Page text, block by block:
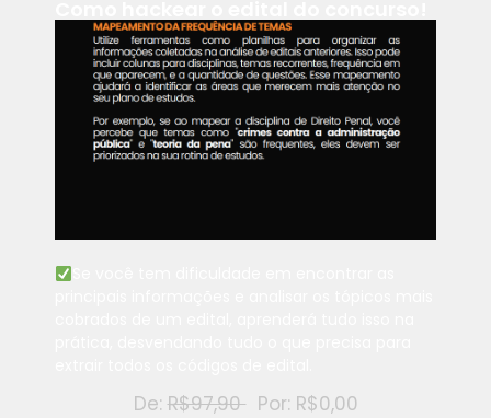
De: R$97,90 Por: R$0,00